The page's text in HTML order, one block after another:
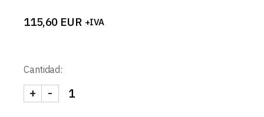
115,60 EUR +IVA
Cantidad:
KIT PERFIL DE PARED XL L503+DIFUSOR
-
+